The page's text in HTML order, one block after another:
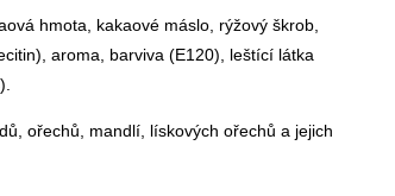
hmota, kakaové máslo, rýžový škrob,
aroma, barviva (E120), leštící látka
ořechů, mandlí, lískových ořechů a jejich